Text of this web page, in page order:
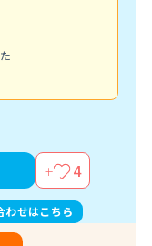
4
わせはこちら